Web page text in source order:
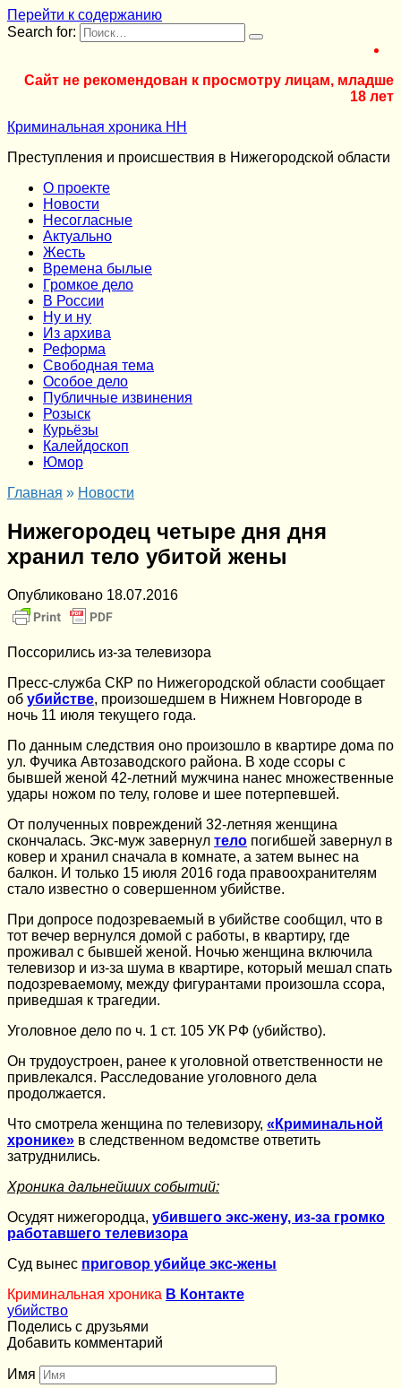
Перейти к содержанию
Search for:
Сайт не рекомендован к просмотру лицам, младше
18 лет
Криминальная хроника НН
Преступления и происшествия в Нижегородской области
О проекте
Новости
Несогласные
Актуально
Жесть
Времена былые
Громкое дело
В России
Ну и ну
Из архива
Реформа
Cвободная тема
Особое дело
Публичные извинения
Розыск
Курьёзы
Калейдоскоп
Юмор
Главная » Новости
Нижегородец четыре дня дня
хранил тело убитой жены
Опубликовано 18.07.2016
Поссорились из-за телевизора
Пресс-служба СКР по Нижегородской области сообщает
об убийстве, произошедшем в Нижнем Новгороде в
ночь 11 июля текущего года.
По данным следствия оно произошло в квартире дома по
ул. Фучика Автозаводского района. В ходе ссоры с
бывшей женой 42-летний мужчина нанес множественные
удары ножом по телу, голове и шее потерпевшей.
От полученных повреждений 32-летняя женщина
скончалась. Экс-муж завернул тело погибшей завернул в
ковер и хранил сначала в комнате, а затем вынес на
балкон. И только 15 июля 2016 года правоохранителям
стало известно о совершенном убийстве.
При допросе подозреваемый в убийстве сообщил, что в
тот вечер вернулся домой с работы, в квартиру, где
проживал с бывшей женой. Ночью женщина включила
телевизор и из-за шума в квартире, который мешал спать
подозреваемому, между фигурантами произошла ссора,
приведшая к трагедии.
Уголовное дело по ч. 1 ст. 105 УК РФ (убийство).
Он трудоустроен, ранее к уголовной ответственности не
привлекался. Расследование уголовного дела
продолжается.
Что смотрела женщина по телевизору, «Криминальной
хронике» в следственном ведомстве ответить
затруднились.
Хроника дальнейших событий:
Осудят нижегородца, убившего экс-жену, из-за громко
работавшего телевизора
Суд вынес приговор убийце экс-жены
Криминальная хроника В Контакте
убийство
Поделись с друзьями
Добавить комментарий
Имя